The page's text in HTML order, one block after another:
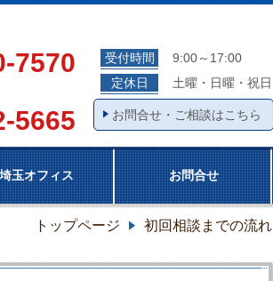
7570
5665
受付時間
9:00～17:00
定休日
土曜・日曜・祝日
お問合せ・ご相談はこちら
玉オフィス お問合せ
トップページ 初回相談までの流れ